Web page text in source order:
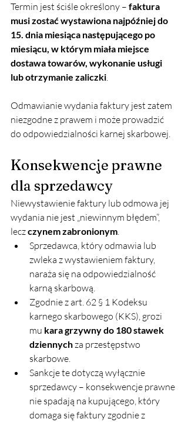
Termin jest ściśle określony – faktura
musi zostać wystawiona najpóźniej do
15. dnia miesiąca następującego po
miesiącu, w którym miała miejsce
dostawa towarów, wykonanie usługi
lub otrzymanie zaliczki.
Odmawianie wydania faktury jest zatem
niezgodne z prawem i może prowadzić
do odpowiedzialności karnej skarbowej.
Konsekwencje prawne
dla sprzedawcy
Niewystawienie faktury lub odmowa jej
wydania nie jest „niewinnym błędem”,
lecz czynem zabronionym.
Sprzedawca, który odmawia lub
zwleka z wystawieniem faktury,
naraża się na odpowiedzialność
karną skarbową.
Zgodnie z art. 62 § 1 Kodeksu
karnego skarbowego (KKS), grozi
mu kara grzywny do 180 stawek
dziennych za przestępstwo
skarbowe.
Sankcje te dotyczą wyłącznie
sprzedawcy – konsekwencje prawne
nie spadają na kupującego, który
domaga się faktury zgodnie z